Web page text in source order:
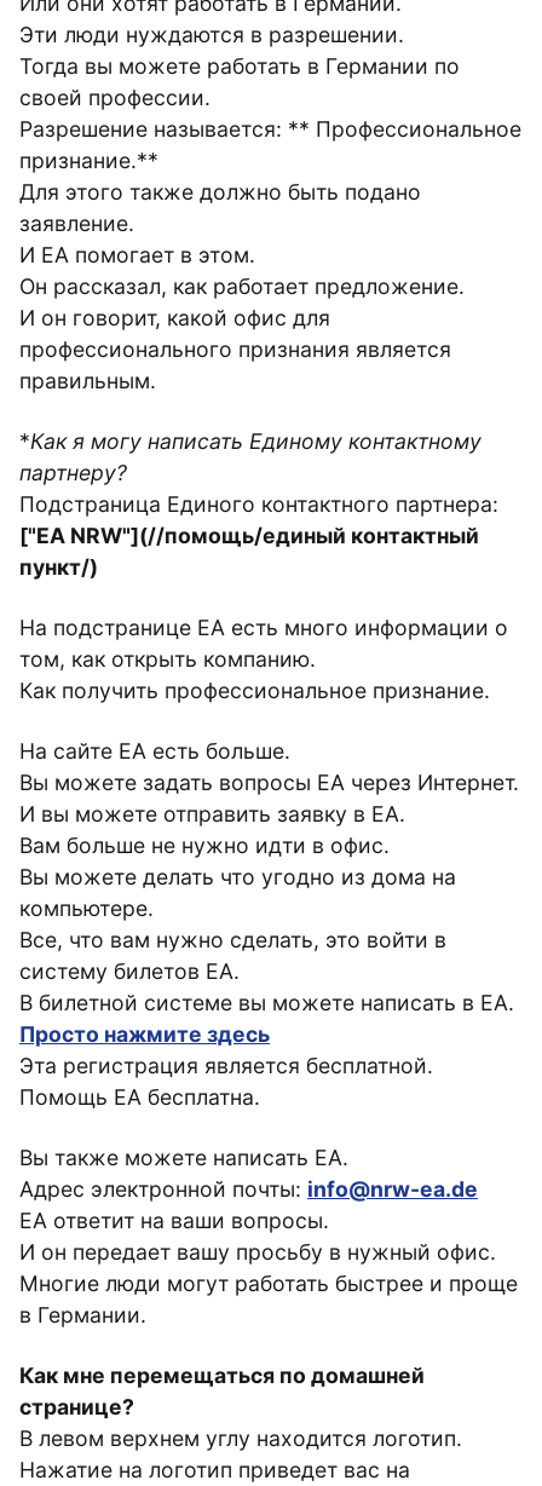
Эти люди нуждаются в разрешении.
Тогда вы можете работать в Германии по
своей профессии.
Разрешение называется: ** Профессиональное
признание.**
Для этого также должно быть подано
заявление.
И ЕА помогает в этом.
Он рассказал, как работает предложение.
И он говорит, какой офис для
профессионального признания является
правильным.
*Как я могу написать Единому контактному
партнеру?
Подстраница Единого контактного партнера:
["EA NRW"](//помощь/единый контактный
пункт/)
На подстранице ЕА есть много информации о
том, как открыть компанию.
Как получить профессиональное признание.
На сайте ЕА есть больше.
Вы можете задать вопросы ЕА через Интернет.
И вы можете отправить заявку в ЕА.
Вам больше не нужно идти в офис.
Вы можете делать что угодно из дома на
компьютере.
Все, что вам нужно сделать, это войти в
систему билетов EA.
В билетной системе вы можете написать в ЕА.
Просто нажмите здесь
Эта регистрация является бесплатной.
Помощь ЕА бесплатна.
Вы также можете написать EA.
Адрес электронной почты: info@nrw-ea.de
EA ответит на ваши вопросы.
И он передает вашу просьбу в нужный офис.
Многие люди могут работать быстрее и проще
в Германии.
Как мне перемещаться по домашней
странице?
В левом верхнем углу находится логотип.
Нажатие на логотип приведет вас на